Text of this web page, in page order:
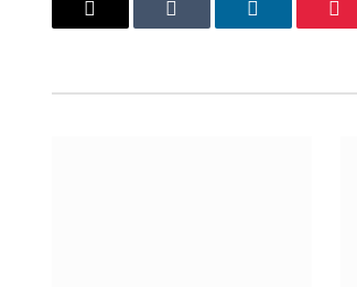
بينتيريست لينكدإن Tumblr
البريد